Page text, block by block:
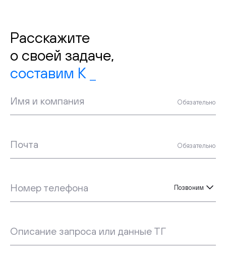
Расскажите
о своей задаче,
Имя и компания Обязательно
Почта Обязательно
Номер телефона Позвоним
Описание запроса или данные ТГ